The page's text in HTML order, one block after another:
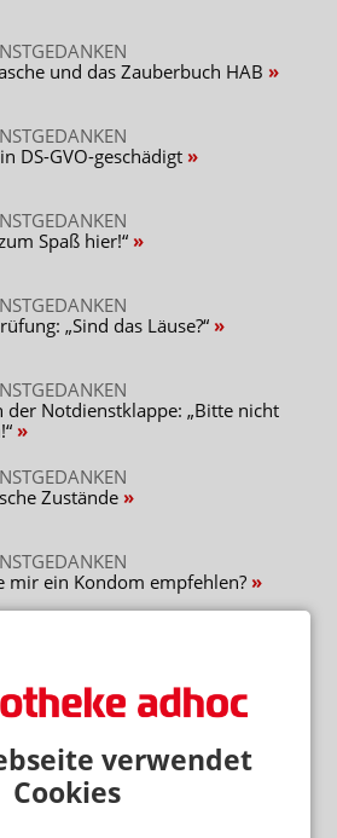
verwendet
Cookies
und das Zauberbuch HAB
DS-GVO-geschädigt
Spaß hier!“
„Sind das Läuse?“
der Notdienstklappe: „Bitte nicht
Zustände
mir ein Kondom empfehlen?
Thema
doch gerade sowieso nichts zu tun“